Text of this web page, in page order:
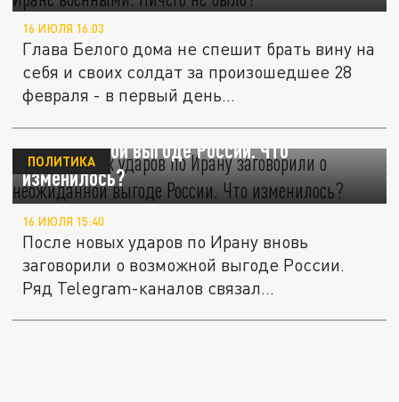
16 ИЮЛЯ 16:03
Глава Белого дома не спешит брать вину на
себя и своих солдат за произошедшее 28
февраля - в первый день...
После новых ударов по Ирану заговорили о
неожиданной выгоде России. Что
изменилось?
ПОЛИТИКА
16 ИЮЛЯ 15:40
После новых ударов по Ирану вновь
заговорили о возможной выгоде России.
Ряд Telegram-каналов связал...